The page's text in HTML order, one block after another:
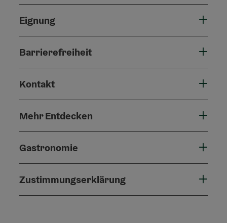
Eignung
Barrierefreiheit
Kontakt
Mehr Entdecken
Gastronomie
Zustimmungserklärung